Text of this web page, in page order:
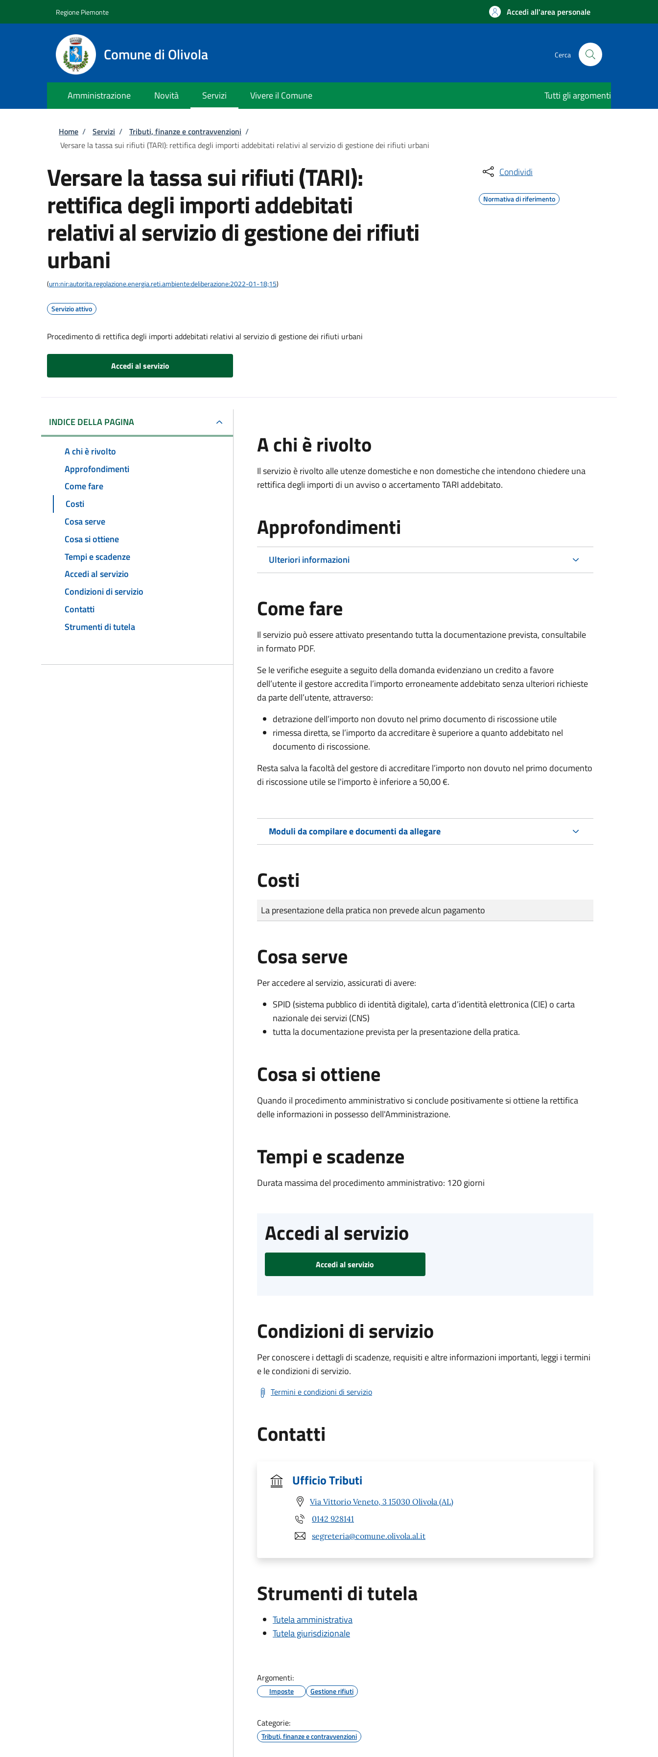
Regione Piemonte Accedi all'area personale
Comune di Olivola Cerca
Amministrazione Novità Servizi Vivere il Comune Tutti gli argomenti
Briciole di pane
Home / Servizi / Tributi, finanze e contravvenzioni /
Versare la tassa sui rifiuti (TARI): rettifica degli importi addebitati relativi al servizio di gestione dei rifiuti urbani
Versare la tassa sui rifiuti (TARI):
rettifica degli importi addebitati
relativi al servizio di gestione dei rifiuti
urbani
(urn:nir:autorita.regolazione.energia.reti.ambiente:deliberazione:2022-01-18;15)
Servizio attivo
Procedimento di rettifica degli importi addebitati relativi al servizio di gestione dei rifiuti urbani
Accedi al servizio
Condividi
Normativa di riferimento
INDICE DELLA PAGINA
A chi è rivolto
Approfondimenti
Come fare
Costi
Cosa serve
Cosa si ottiene
Tempi e scadenze
Accedi al servizio
Condizioni di servizio
Contatti
Strumenti di tutela
A chi è rivolto
Il servizio è rivolto alle utenze domestiche e non domestiche che intendono chiedere una
rettifica degli importi di un avviso o accertamento TARI addebitato.
Approfondimenti
Ulteriori informazioni
Come fare
Il servizio può essere attivato presentando tutta la documentazione prevista, consultabile
in formato PDF.
Se le verifiche eseguite a seguito della domanda evidenziano un credito a favore
dell’utente il gestore accredita l’importo erroneamente addebitato senza ulteriori richieste
da parte dell’utente, attraverso:
detrazione dell’importo non dovuto nel primo documento di riscossione utile
rimessa diretta, se l’importo da accreditare è superiore a quanto addebitato nel
documento di riscossione.
Resta salva la facoltà del gestore di accreditare l’importo non dovuto nel primo documento
di riscossione utile se l'importo è inferiore a 50,00 €.
Moduli da compilare e documenti da allegare
Costi
Tipo di pagamento
Importo
La presentazione della pratica non prevede alcun pagamento
Cosa serve
Per accedere al servizio, assicurati di avere:
SPID (sistema pubblico di identità digitale), carta d’identità elettronica (CIE) o carta
nazionale dei servizi (CNS)
tutta la documentazione prevista per la presentazione della pratica.
Cosa si ottiene
Quando il procedimento amministrativo si conclude positivamente si ottiene la rettifica
delle informazioni in possesso dell'Amministrazione.
Tempi e scadenze
Durata massima del procedimento amministrativo: 120 giorni
Accedi al servizio
Accedi al servizio
Condizioni di servizio
Per conoscere i dettagli di scadenze, requisiti e altre informazioni importanti, leggi i termini
e le condizioni di servizio.
Termini e condizioni di servizio
Contatti
Ufficio Tributi
Via Vittorio Veneto, 3 15030 Olivola (AL)
0142 928141
segreteria@comune.olivola.al.it
Strumenti di tutela
Tutela amministrativa
Tutela giurisdizionale
Argomenti:
Imposte Gestione rifiuti
Categorie:
Tributi, finanze e contravvenzioni